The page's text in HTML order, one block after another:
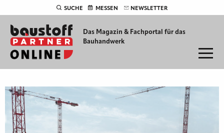
SUCHE MESSEN NEWSLETTER
Das Magazin & Fachportal für das
Bauhandwerk